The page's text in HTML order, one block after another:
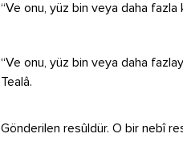
“Ve onu, yüz bin veya daha fazla
“Ve onu, yüz bin veya daha
Tealâ.
Gönderilen resûldür. O bir nebî